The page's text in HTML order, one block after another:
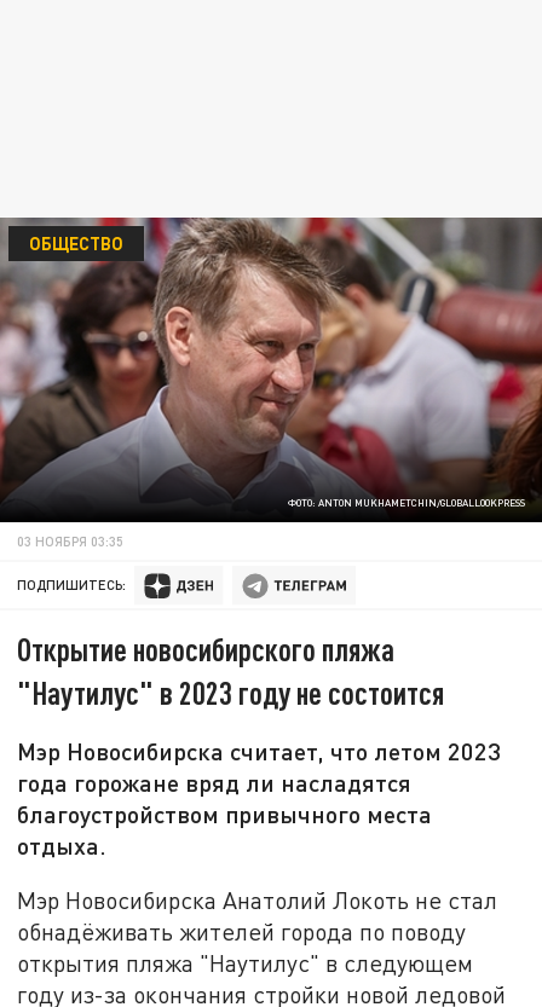
ФОТО: ANTON MUKHAMETCHIN/GLOBALLOOKPRESS
ОБЩЕСТВО
03 НОЯБРЯ 03:35
ПОДПИШИТЕСЬ:
Открытие новосибирского пляжа
"Наутилус" в 2023 году не состоится
Мэр Новосибирска считает, что летом 2023
года горожане вряд ли насладятся
благоустройством привычного места
отдыха.
Мэр Новосибирска Анатолий Локоть не стал
обнадёживать жителей города по поводу
открытия пляжа "Наутилус" в следующем
году из-за окончания стройки новой ледовой